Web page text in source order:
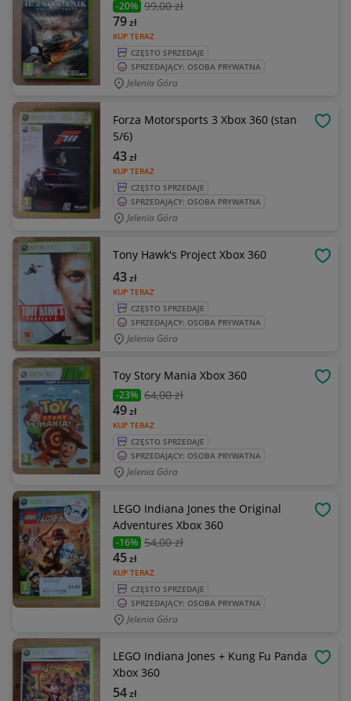
-20% 99,00 zł
KUP TERAZ
79zł
CZĘSTO SPRZEDAJE
SPRZEDAJĄCY: OSOBA PRYWATNA
Jelenia Góra
Forza Motorsports 3 Xbox 360 (stan
5/6)
KUP TERAZ
43zł
CZĘSTO SPRZEDAJE
SPRZEDAJĄCY: OSOBA PRYWATNA
Jelenia Góra
Tony Hawk's Project Xbox 360
KUP TERAZ
43zł
CZĘSTO SPRZEDAJE
SPRZEDAJĄCY: OSOBA PRYWATNA
Jelenia Góra
Toy Story Mania Xbox 360
-23% 64,00 zł
KUP TERAZ
49zł
CZĘSTO SPRZEDAJE
SPRZEDAJĄCY: OSOBA PRYWATNA
Jelenia Góra
LEGO Indiana Jones the Original
Adventures Xbox 360
-16% 54,00 zł
KUP TERAZ
45zł
CZĘSTO SPRZEDAJE
SPRZEDAJĄCY: OSOBA PRYWATNA
Jelenia Góra
LEGO Indiana Jones + Kung Fu Panda
Xbox 360
54zł